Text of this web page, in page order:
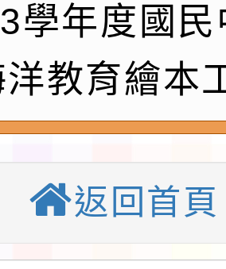
執行計畫」
學年度第1學
招考代課鐘點教
辦理後續甄選)
桃園市115學年
一案
市補助參觀特色
動實施計畫」
校安中心白海豚
學年度國民
洋教育繪本
返回首頁